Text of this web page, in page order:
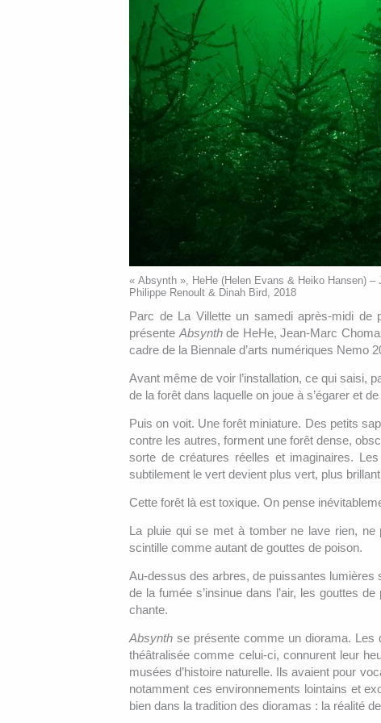
« Absynth », HeHe (Helen Evans & Heiko Hansen) –
Philippe Renoult & Dinah Bird, 2018
Parc de La Villette un samedi après-midi de
présente Absynthde HeHe, Jean-Marc
cadre de la Biennale d’arts numériques Nemo
Avant même de voir l’installation, ce qui saisi,
de la forêt dans laquelle on joue à s’égarer et
Puis on voit. Une forêt miniature. Des petits
contre les autres, forment une forêt dense,
sorte de créatures réelles et imaginaires.
subtilement le vert devient plus vert, plus
Cette forêt là est toxique. On pense
La pluie qui se met à tomber ne lave rien, ne
scintille comme autant de gouttes de poison.
Au-dessus des arbres, de puissantes lumières
de la fumée s’insinue dans l’air, les gouttes
chante.
Absynth se présente comme un diorama. Les
théâtralisée comme celui-ci, connurent leur
musées d’histoire naturelle. Ils avaient pour
notamment ces environnements lointains et
bien dans la tradition des dioramas : la réalité